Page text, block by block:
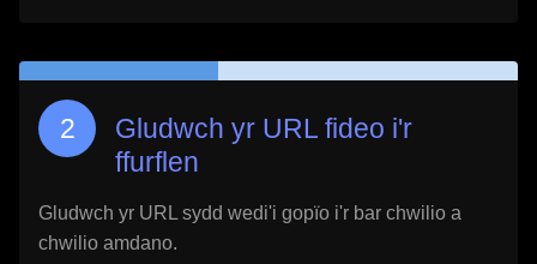
Gludwch yr URL fideo i'r
ffurflen
Gludwch yr URL sydd wedi'i gopïo i'r bar chwilio a
chwilio amdano.